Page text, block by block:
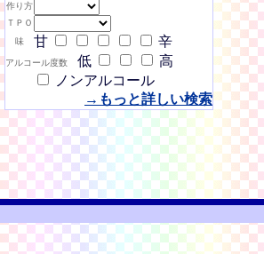
作り方
ＴＰＯ
味
甘 辛
アルコール度数 低
高
ノンアルコール
→もっと詳しい検索